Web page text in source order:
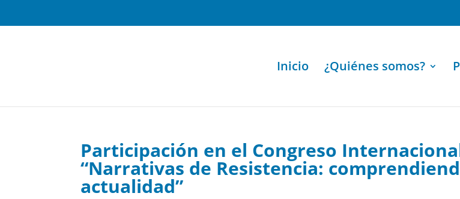
Inicio ¿Quiénes somos?
Participación en el Congreso
“Narrativas de Resistencia:
actualidad”